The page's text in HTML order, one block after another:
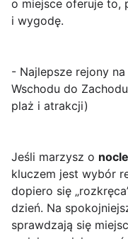
o miejsce oferuje to,
i wygodę.
- Najlepsze rejony
Wschodu do
plaż i atrakcji)
Jeśli marzysz o
kluczem jest wybór
dopiero się
dzień. Na
sprawdzają się